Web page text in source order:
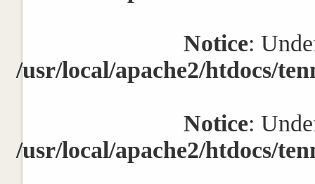
Notice:
/usr/local/apache2/htdocs/
Notice:
/usr/local/apache2/htdocs/